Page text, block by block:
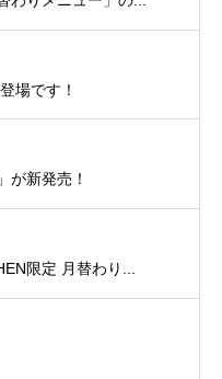
場です！
が新発売！
限定 月替わり...